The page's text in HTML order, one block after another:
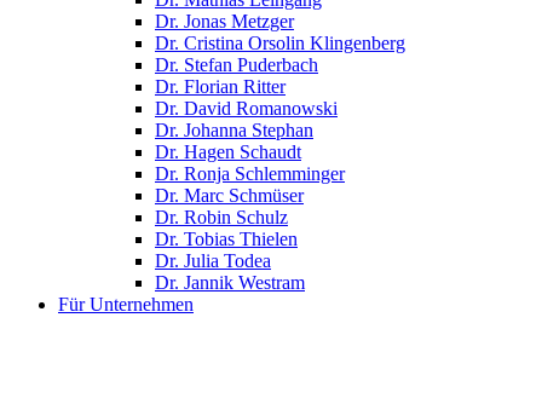
Dr. Jonas Metzger
Dr. Cristina Orsolin Klingenberg
Dr. Stefan Puderbach
Dr. Florian Ritter
Dr. David Romanowski
Dr. Johanna Stephan
Dr. Hagen Schaudt
Dr. Ronja Schlemminger
Dr. Marc Schmüser
Dr. Robin Schulz
Dr. Tobias Thielen
Dr. Julia Todea
Dr. Jannik Westram
Für Unternehmen